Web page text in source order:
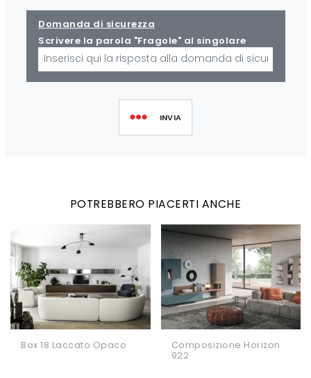
Domanda di sicurezza
Scrivere la parola "Fragole" al singolare
INVIA
POTREBBERO PIACERTI ANCHE
Box 18 Laccato Opaco
Composizione Horizon
922